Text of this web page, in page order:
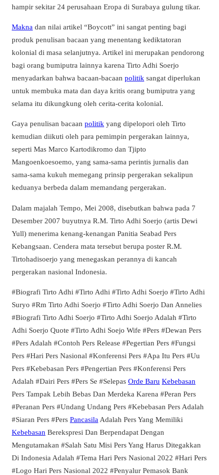
hampir sekitar 24 perusahaan Eropa di Surabaya gulung tikar.
Makna dan nilai artikel “Boycott” ini sangat penting bagi
produk penulisan bacaan yang menentang kediktatoran
kolonial di masa selanjutnya. Artikel ini merupakan pendorong
bagi orang bumiputra lainnya karena Tirto Adhi Soerjo
menyadarkan bahwa bacaan-bacaan politik sangat diperlukan
untuk membuka mata dan daya kritis orang bumiputra yang
selama itu dikungkung oleh cerita-cerita kolonial.
Gaya penulisan bacaan politik yang dipelopori oleh Tirto
kemudian diikuti oleh para pemimpin pergerakan lainnya,
seperti Mas Marco Kartodikromo dan Tjipto
Mangoenkoesoemo, yang sama-sama perintis jurnalis dan
sama-sama kukuh memegang prinsip pergerakan sekalipun
keduanya berbeda dalam memandang pergerakan.
Dalam majalah Tempo, Mei 2008, disebutkan bahwa pada 7
Desember 2007 buyutnya R.M. Tirto Adhi Soerjo (artis Dewi
Yull) menerima kenang-kenangan Panitia Seabad Pers
Kebangsaan. Cendera mata tersebut berupa poster R.M.
Tirtohadisoerjo yang menegaskan perannya di kancah
pergerakan nasional Indonesia.
#Biografi Tirto Adhi #Tirto Adhi #Tirto Adhi Soerjo #Tirto Adhi
Suryo #Rm Tirto Adhi Soerjo #Tirto Adhi Soerjo Dan Annelies
#Biografi Tirto Adhi Soerjo #Tirto Adhi Soerjo Adalah #Tirto
Adhi Soerjo Quote #Tirto Adhi Soejo Wife #Pers #Dewan Pers
#Pers Adalah #Contoh Pers Release #Pegertian Pers #Fungsi
Pers #Hari Pers Nasional #Konferensi Pers #Apa Itu Pers #Uu
Pers #Kebebasan Pers #Pengertian Pers #Konferensi Pers
Adalah #Dairi Pers #Pers Se #Selepas Orde Baru Kebebasan
Pers Tampak Lebih Bebas Dan Merdeka Karena #Peran Pers
#Peranan Pers #Undang Undang Pers #Kebebasan Pers Adalah
#Siaran Pers #Pers Pancasila Adalah Pers Yang Memiliki
Kebebasan Berekspresi Dan Berpendapat Dengan
Mengutamakan #Salah Satu Misi Pers Yang Harus Ditegakkan
Di Indonesia Adalah #Tema Hari Pers Nasional 2022 #Hari Pers
#Logo Hari Pers Nasional 2022 #Penyalur Pemasok Bank